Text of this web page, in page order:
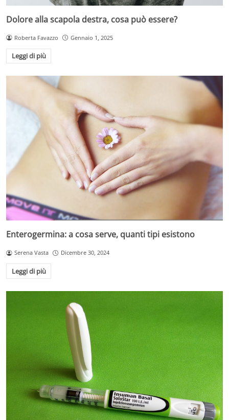
Dolore alla scapola destra, cosa può essere?
Roberta Favazzo Gennaio 1, 2025
Leggi di più
Enterogermina: a cosa serve, quanti tipi esistono
Serena Vasta Dicembre 30, 2024
Leggi di più